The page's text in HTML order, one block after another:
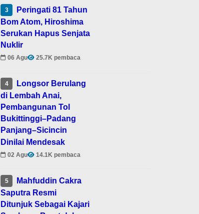
3
Peringati 81 Tahun
Bom Atom, Hiroshima
Serukan Hapus Senjata
Nuklir
06 Agu 25.7K pembaca
4
Longsor Berulang
di Lembah Anai,
Pembangunan Tol
Bukittinggi–Padang
Panjang–Sicincin
Dinilai Mendesak
02 Agu 14.1K pembaca
5
Mahfuddin Cakra
Saputra Resmi
Ditunjuk Sebagai Kajari